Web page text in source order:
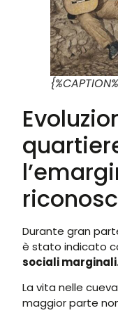
Durante gran
è stato indicato
sociali
La vita nelle
maggior parte